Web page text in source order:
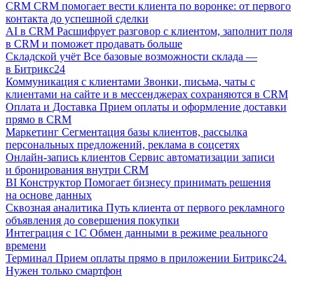
CRM CRM помогает вести клиента по воронке: от первого
контакта до успешной сделки
AI в CRM Расшифрует разговор с клиентом, заполнит поля
в CRM и поможет продавать больше
Складской учёт Все базовые возможности склада —
в Битрикс24
Коммуникация с клиентами Звонки, письма, чаты с
клиентами на сайте и в мессенджерах сохраняются в CRM
Оплата и Доставка Прием оплаты и оформление доставки
прямо в CRM
Маркетинг Сегментация базы клиентов, рассылка
персональных предложений, реклама в соцсетях
Онлайн-запись клиентов Сервис автоматизации записи
и бронирования внутри CRM
BI Конструктор Помогает бизнесу принимать решения
на основе данных
Сквозная аналитика Путь клиента от первого рекламного
объявления до совершения покупки
Интеграция с 1С Обмен данными в режиме реального
времени
Терминал Прием оплаты прямо в приложении Битрикс24.
Нужен только смартфон